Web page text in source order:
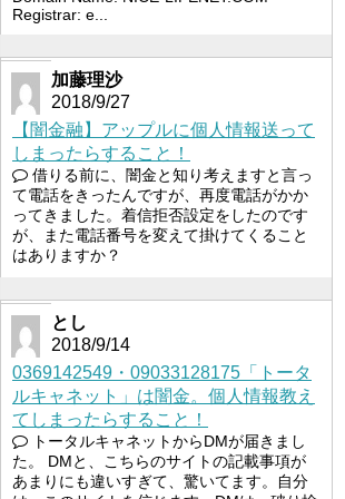
Registrar: e...
加藤理沙
2018/9/27
【闇金融】アップルに個人情報送って
しまったらすること！
借りる前に、闇金と知り考えますと言っ
て電話をきったんですが、再度電話がかか
ってきました。着信拒否設定をしたのです
が、また電話番号を変えて掛けてくること
はありますか？
とし
2018/9/14
0369142549・09033128175「トータ
ルキャネット」は闇金。個人情報教え
てしまったらすること！
トータルキャネットからDMが届きまし
た。 DMと、こちらのサイトの記載事項が
あまりにも違いすぎて、驚いてます。自分